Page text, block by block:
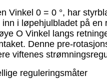
Vinkel 0 = 0 °, har
i løpehjulbladet på
О Vinkel langs
Denne pre-
viftenes
reguleringsmåter